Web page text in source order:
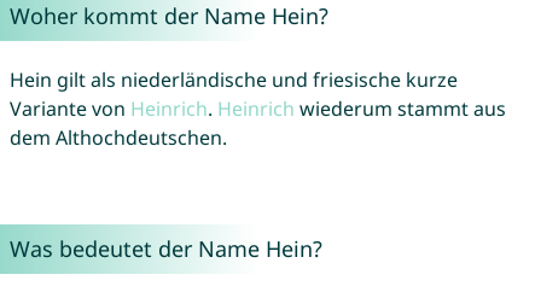
Woher kommt der Name Hein?
Hein gilt als niederländische und friesische kurze
Variante von Heinrich. Heinrich wiederum stammt aus
dem Althochdeutschen.
Was bedeutet der Name Hein?